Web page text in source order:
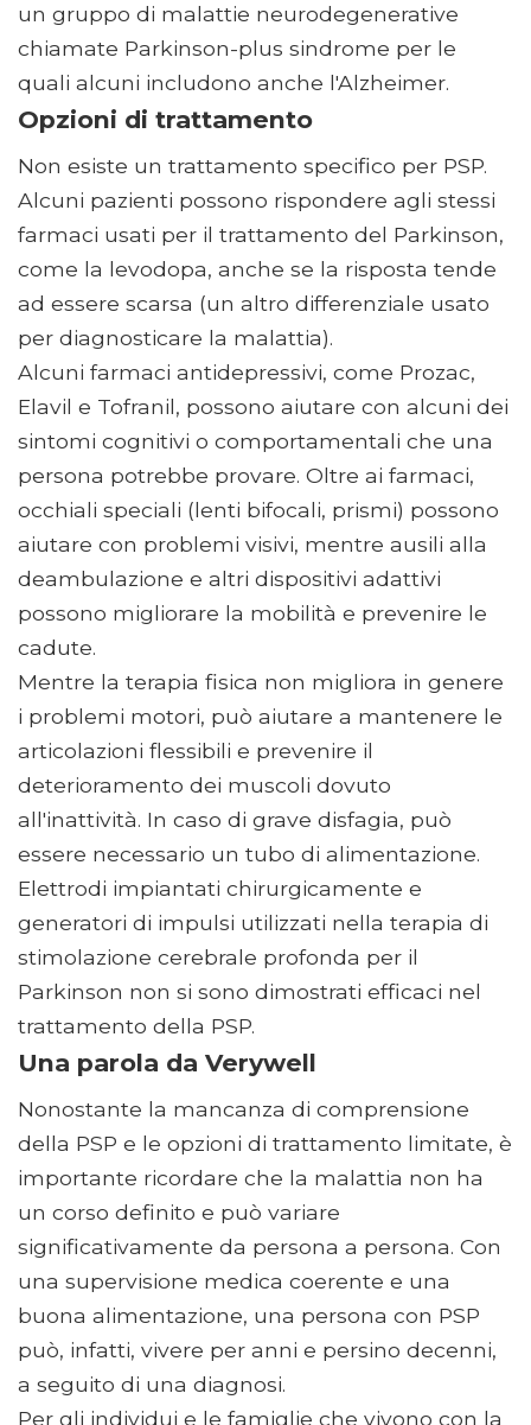
un gruppo di malattie neurodegenerative
chiamate Parkinson-plus sindrome per le
quali alcuni includono anche l'Alzheimer.
Opzioni di trattamento
Non esiste un trattamento specifico per PSP.
Alcuni pazienti possono rispondere agli stessi
farmaci usati per il trattamento del Parkinson,
come la levodopa, anche se la risposta tende
ad essere scarsa (un altro differenziale usato
per diagnosticare la malattia).
Alcuni farmaci antidepressivi, come Prozac,
Elavil e Tofranil, possono aiutare con alcuni dei
sintomi cognitivi o comportamentali che una
persona potrebbe provare. Oltre ai farmaci,
occhiali speciali (lenti bifocali, prismi) possono
aiutare con problemi visivi, mentre ausili alla
deambulazione e altri dispositivi adattivi
possono migliorare la mobilità e prevenire le
cadute.
Mentre la terapia fisica non migliora in genere
i problemi motori, può aiutare a mantenere le
articolazioni flessibili e prevenire il
deterioramento dei muscoli dovuto
all'inattività. In caso di grave disfagia, può
essere necessario un tubo di alimentazione.
Elettrodi impiantati chirurgicamente e
generatori di impulsi utilizzati nella terapia di
stimolazione cerebrale profonda per il
Parkinson non si sono dimostrati efficaci nel
trattamento della PSP.
Una parola da Verywell
Nonostante la mancanza di comprensione
della PSP e le opzioni di trattamento limitate, è
importante ricordare che la malattia non ha
un corso definito e può variare
significativamente da persona a persona. Con
una supervisione medica coerente e una
buona alimentazione, una persona con PSP
può, infatti, vivere per anni e persino decenni,
a seguito di una diagnosi.
Per gli individui e le famiglie che vivono con la